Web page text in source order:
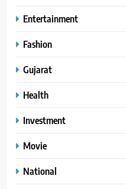
Entertainment
Fashion
Gujarat
Health
Investment
Movie
National